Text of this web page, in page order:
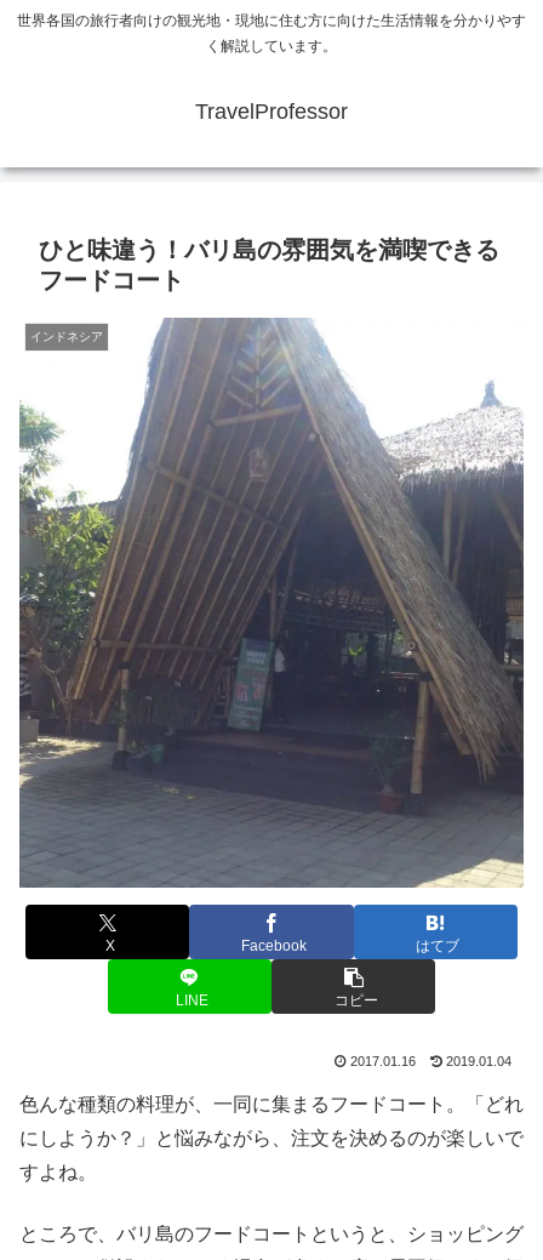
世界各国の旅行者向けの観光地・現地に住む方に向けた生活情報を分かりやす
く解説しています。
TravelProfessor
ひと味違う！バリ島の雰囲気を満喫できる
フードコート
インドネシア
X Facebook はてブ
LINE コピー
2017.01.16 2019.01.04
色んな種類の料理が、一同に集まるフードコート。「どれ
にしようか？」と悩みながら、注文を決めるのが楽しいで
すよね。
ところで、バリ島のフードコートというと、ショッピング